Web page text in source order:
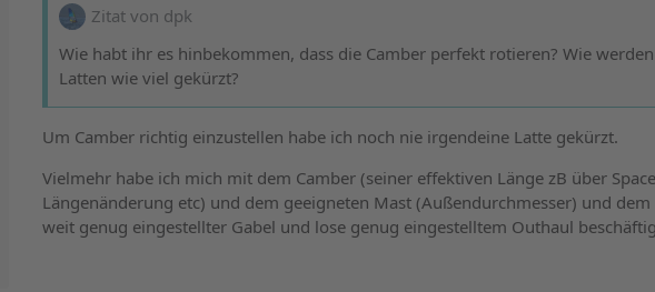
Zitat von dpk
Wie habt ihr es hinbekommen, dass die Camber perfekt rotieren? Wie
Latten wie viel gekürzt?
Um Camber richtig einzustellen habe ich noch nie irgendeine Latte gekürzt.
Vielmehr habe ich mich mit dem Camber (seiner effektiven Länge zB über
Längenänderung etc) und dem geeigneten Mast (Außendurchmesser) und
weit genug eingestellter Gabel und lose genug eingestelltem Outhaul